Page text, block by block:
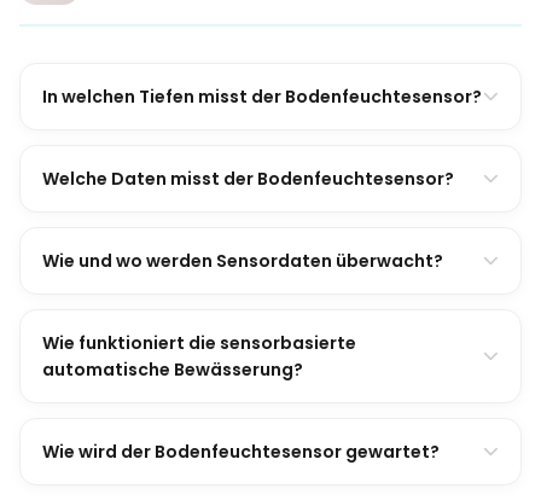
In welchen Tiefen misst der Bodenfeuchtesensor?
Welche Daten misst der Bodenfeuchtesensor?
Wie und wo werden Sensordaten überwacht?
Wie funktioniert die sensorbasierte
automatische Bewässerung?
Wie wird der Bodenfeuchtesensor gewartet?